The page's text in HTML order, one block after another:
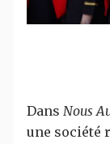
Dans Nous
une société